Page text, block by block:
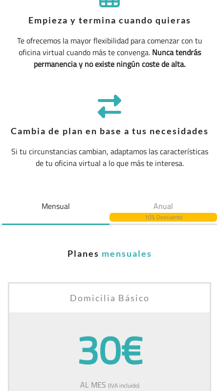
Empieza y termina cuando quieras
Te ofrecemos la mayor flexibilidad para comenzar con tu
oficina virtual cuando más te convenga.Nunca tendrás
permanencia y no existe ningún coste de alta.
Cambia de plan en base a tus necesidades
Si tu circunstancias cambian, adaptamos las características
de tu oficina virtual a lo que más te interesa.
Mensual Anual
10% Descuento
Planes mensuales
Domicilia Básico
30€
AL MES (IVA incluido)